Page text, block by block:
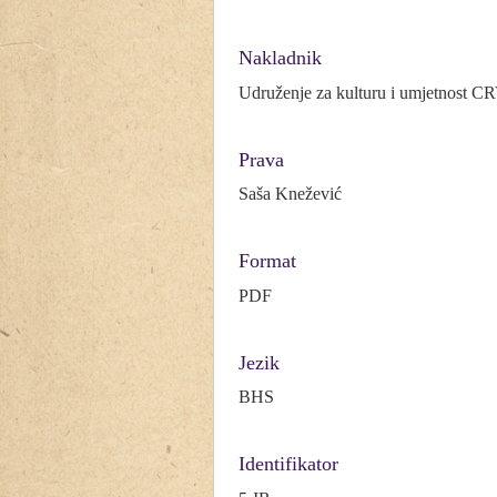
Nakladnik
Udruženje za kulturu i umjetnost
Prava
Saša Knežević
Format
PDF
Jezik
BHS
Identifikator